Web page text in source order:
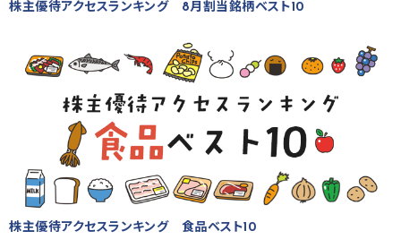
株主優待アクセスランキング 8月割当銘柄ベスト10
株主優待アクセスランキング 食品ベスト10